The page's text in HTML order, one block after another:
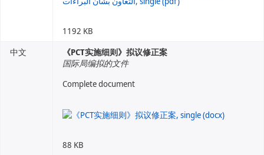
1192 KB
中文
《PCT实施细则》拟议修正案
国际局编拟的文件
Complete document
88 KB